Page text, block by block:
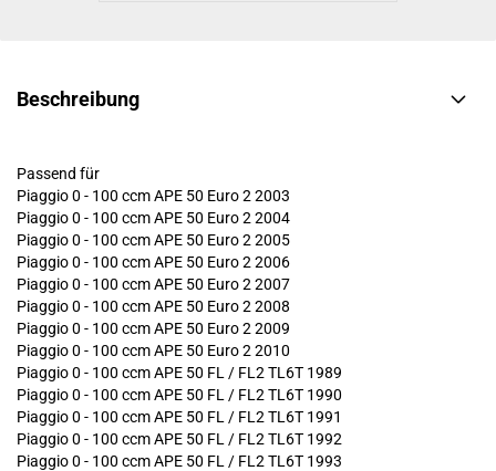
Beschreibung
Passend für
Piaggio 0 - 100 ccm APE 50 Euro 2 2003
Piaggio 0 - 100 ccm APE 50 Euro 2 2004
Piaggio 0 - 100 ccm APE 50 Euro 2 2005
Piaggio 0 - 100 ccm APE 50 Euro 2 2006
Piaggio 0 - 100 ccm APE 50 Euro 2 2007
Piaggio 0 - 100 ccm APE 50 Euro 2 2008
Piaggio 0 - 100 ccm APE 50 Euro 2 2009
Piaggio 0 - 100 ccm APE 50 Euro 2 2010
Piaggio 0 - 100 ccm APE 50 FL / FL2 TL6T 1989
Piaggio 0 - 100 ccm APE 50 FL / FL2 TL6T 1990
Piaggio 0 - 100 ccm APE 50 FL / FL2 TL6T 1991
Piaggio 0 - 100 ccm APE 50 FL / FL2 TL6T 1992
Piaggio 0 - 100 ccm APE 50 FL / FL2 TL6T 1993